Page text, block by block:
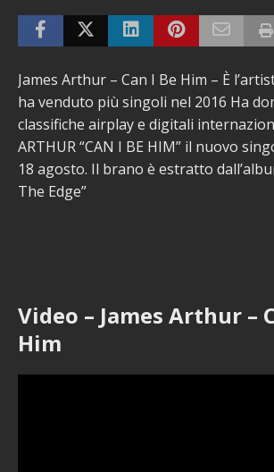
James Arthur – Can I Be Him – È
ha venduto più singoli nel 2016 Ha
classifiche airplay e digitali
ARTHUR “CAN I BE HIM” il nuovo
18 agosto. Il brano è estratto
The Edge”
Video – James Arthur –
Him